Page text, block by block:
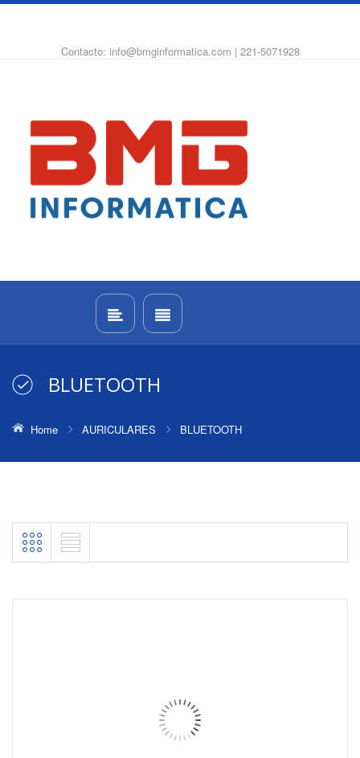
Contacto: info@bmginformatica.com | 221-5071928
BLUETOOTH
Home AURICULARES BLUETOOTH